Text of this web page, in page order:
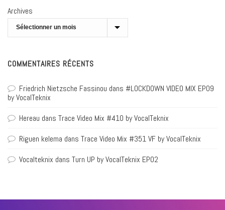
Archives
COMMENTAIRES RÉCENTS
Friedrich Nietzsche Fassinou dans #LOCKDOWN VIDEO MIX EP09
by VocalTeknix
Hereau dans Trace Video Mix #410 by VocalTeknix
Riguen kelema dans Trace Video Mix #351 VF by VocalTeknix
Vocalteknix dans Turn UP by VocalTeknix EP02